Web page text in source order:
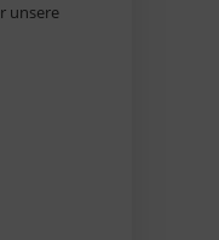
unsere